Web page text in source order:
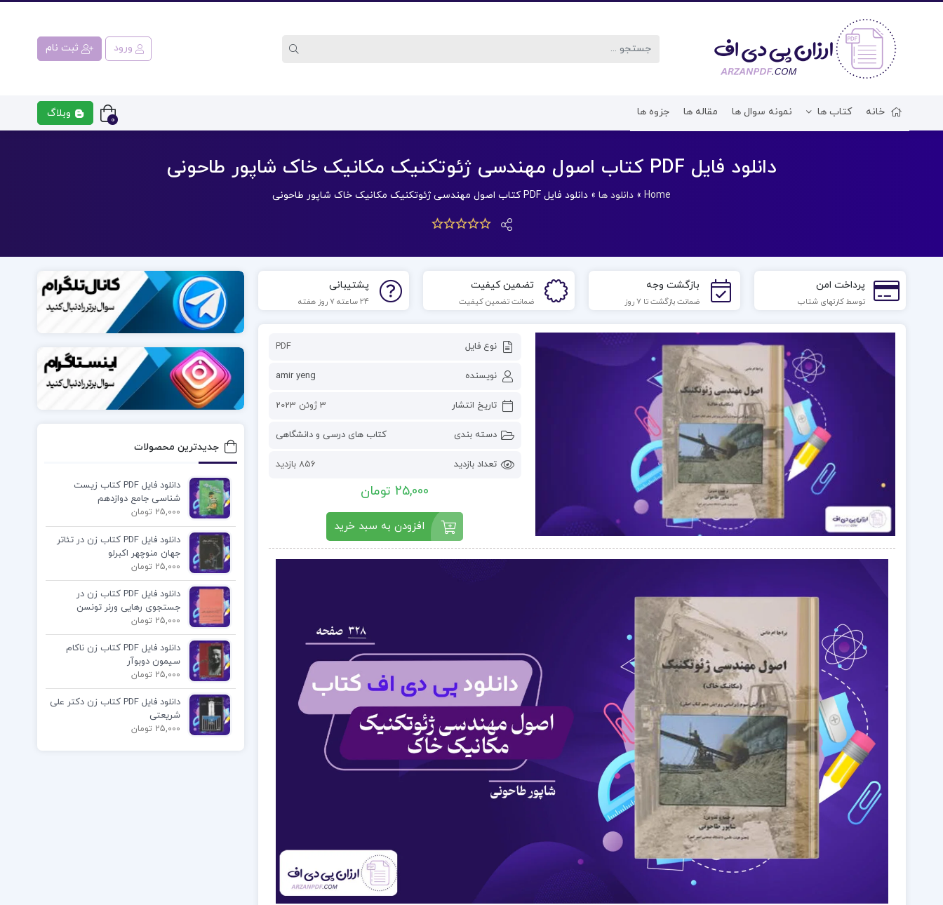
ورود ثبت نام
خانه کتاب ها نمونه سوال ها مقاله ها جزوه ها
0 وبلاگ
دانلود فایل PDF کتاب اصول مهندسی ژئوتکنیک مکانیک خاک شاپور طاحونی
Home
» دانلود ها » دانلود فایل PDF کتاب اصول مهندسی ژئوتکنیک مکانیک خاک شاپور طاحونی
پرداخت امن
توسط کارتهای شتاب
بازگشت وجه
ضمانت بازگشت تا 7 روز
تضمین کیفیت
ضمانت تضمین کیفیت
پشتیبانی
24 ساعته 7 روز هفته
نوع فایل PDF
نویسنده amir yeng
تاریخ انتشار 3 ژوئن 2023
دسته بندی کتاب های درسی و دانشگاهی
تعداد بازدید 856 بازدید
25,000 تومان
افزودن به سبد خرید
جدیدترین محصولات
دانلود فایل PDF کتاب زیست
شناسی جامع دوازدهم
25,000 تومان
دانلود فایل PDF کتاب زن در تئاتر
جهان منوچهر اکبرلو
25,000 تومان
دانلود فایل PDF کتاب زن در
جستجوی رهایی ورنر تونسن
25,000 تومان
دانلود فایل PDF کتاب زن ناکام
سیمون دوبوآر
25,000 تومان
دانلود فایل PDF کتاب زن دکتر علی
شریعتی
25,000 تومان